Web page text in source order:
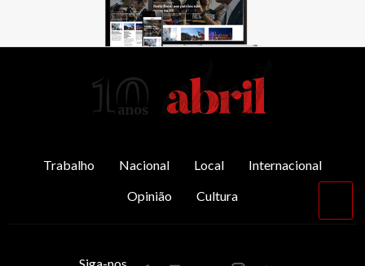
Trabalho Nacional Local
Internacional
Opinião
Cultura